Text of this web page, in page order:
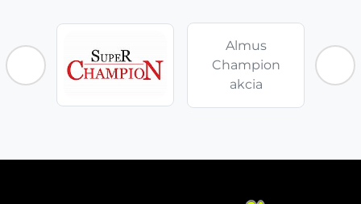
Almus
Champion
akcia